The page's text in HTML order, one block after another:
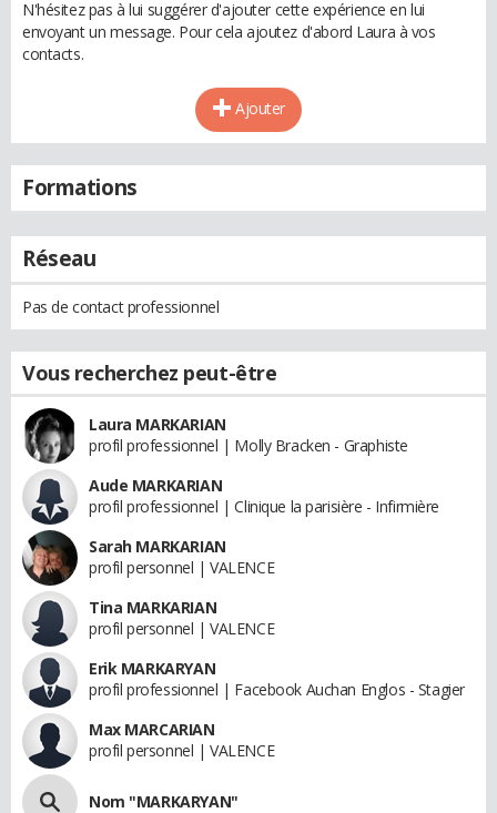
N'hésitez pas à lui suggérer d'ajouter cette expérience en lui
envoyant un message. Pour cela ajoutez d'abord Laura à vos
contacts.
Ajouter
Formations
Réseau
Pas de contact professionnel
Vous recherchez peut-être
Laura MARKARIAN
profil professionnel | Molly Bracken - Graphiste
Aude MARKARIAN
profil professionnel | Clinique la parisière - Infirmière
Sarah MARKARIAN
profil personnel | VALENCE
Tina MARKARIAN
profil personnel | VALENCE
Erik MARKARYAN
profil professionnel | Facebook Auchan Englos - Stagier
Max MARCARIAN
profil personnel | VALENCE
Nom "MARKARYAN"